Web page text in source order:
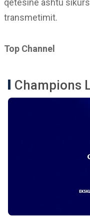
qetësinë ashtu
transmetimit.
Top Channel
Champions